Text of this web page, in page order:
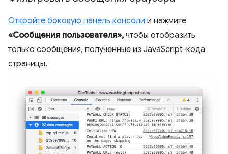
Откройте боковую панель консоли и нажмите
«Сообщения пользователя», чтобы отобразить
только сообщения, полученные из JavaScript-кода
страницы.